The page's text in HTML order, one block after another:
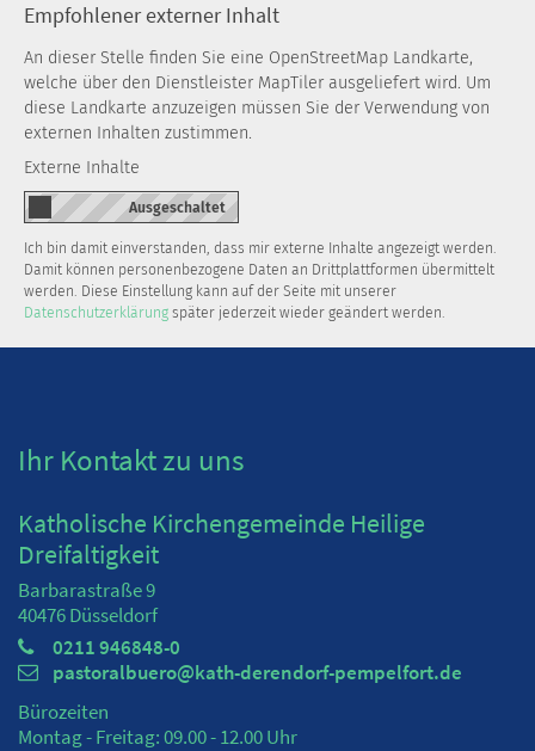
Empfohlener externer Inhalt
An dieser Stelle finden Sie eine OpenStreetMap Landkarte,
welche über den Dienstleister MapTiler ausgeliefert wird. Um
diese Landkarte anzuzeigen müssen Sie der Verwendung von
externen Inhalten zustimmen.
Externe Inhalte
Ich bin damit einverstanden, dass mir externe Inhalte angezeigt werden.
Damit können personenbezogene Daten an Drittplattformen übermittelt
werden. Diese Einstellung kann auf der Seite mit unserer
Datenschutzerklärung später jederzeit wieder geändert werden.
Ihr Kontakt zu uns
Katholische Kirchengemeinde Heilige
Dreifaltigkeit
Barbarastraße 9
40476Düsseldorf
0211 946848-0
pastoralbuero@kath-derendorf-pempelfort.de
Bürozeiten
Montag - Freitag: 09.00 - 12.00 Uhr